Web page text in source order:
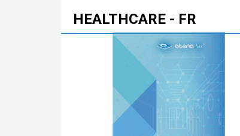
HEALTHCARE - FR